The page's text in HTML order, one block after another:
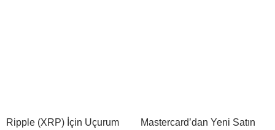
Ripple (XRP) İçin Uçurum
Mastercard’dan Yeni Satın